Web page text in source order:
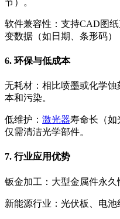
软件兼容性：支持CAD图
变数据（如日期、条形码）
6. 环保与低成本
无耗材：相比喷墨或化学
本和污染。
低维护： 激光器寿命长（如
仅需清洁光学部件。
7. 行业应用优势
钣金加工：大型金属件永久
新能源行业：光伏板、电池